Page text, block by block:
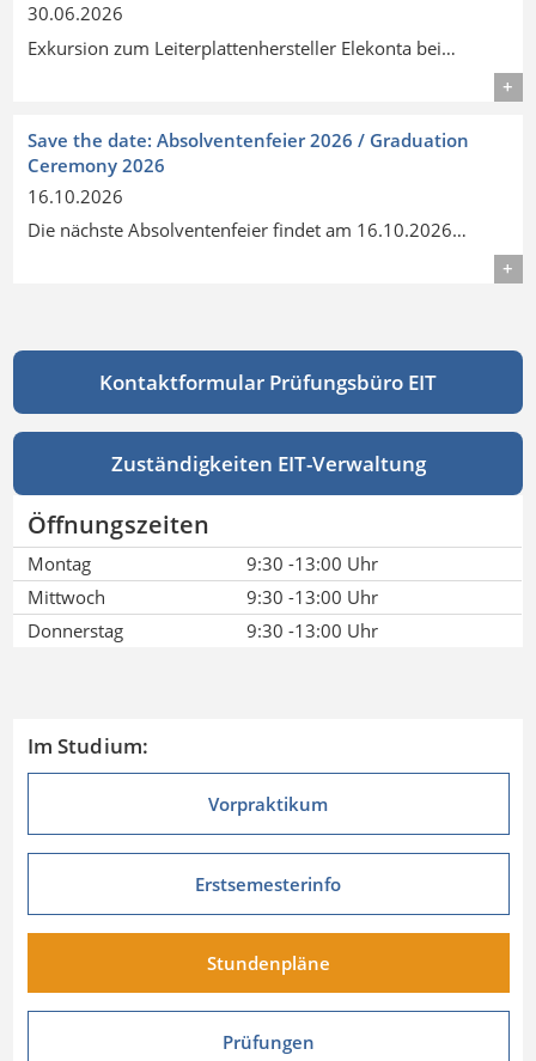
30.06.2026
Exkursion zum Leiterplattenhersteller Elekonta bei…
Save the date: Absolventenfeier 2026 / Graduation
Ceremony 2026
16.10.2026
Die nächste Absolventenfeier findet am 16.10.2026…
Kontaktformular Prüfungsbüro EIT
Zuständigkeiten EIT-Verwaltung
Öffnungszeiten
Montag
9:30 -13:00 Uhr
Mittwoch
9:30 -13:00 Uhr
Donnerstag
9:30 -13:00 Uhr
Im Studium:
Vorpraktikum
Erstsemesterinfo
Stundenpläne
Prüfungen